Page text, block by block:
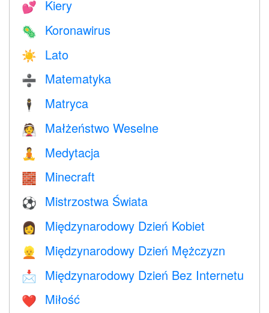
💕 Kiery
🦠 Koronawirus
☀️ Lato
➗ Matematyka
🕴️ Matryca
👰 Małżeństwo Weselne
🧘 Medytacja
🧱 Minecraft
⚽ Mistrzostwa Świata
👩 Międzynarodowy Dzień Kobiet
👱 Międzynarodowy Dzień Mężczyzn
📩 Międzynarodowy Dzień Bez Internetu
❤️️ Miłość